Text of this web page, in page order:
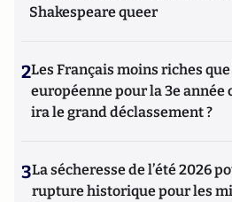
Shakespeare queer
2Les Français moins riches
européenne pour la 3e année
ira le grand déclassement ?
3La sécheresse de l’été 2026
rupture historique pour les